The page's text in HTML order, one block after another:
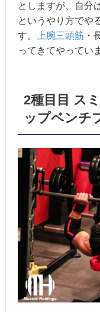
としますが、自分
というやり方でや
す。
上腕三頭筋 ・
ってきてやってい
2種目目 ス
ップベンチ